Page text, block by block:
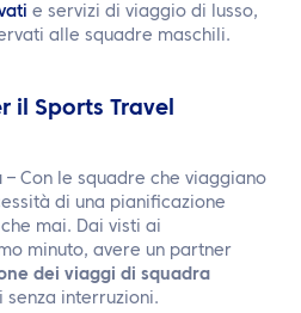
e servizi di viaggio di lusso,
alle squadre maschili.
il Sports Travel
– Con le squadre che viaggiano
di una pianificazione
mai. Dai visti ai
minuto, avere un partner
dei viaggi di squadra
interruzioni.